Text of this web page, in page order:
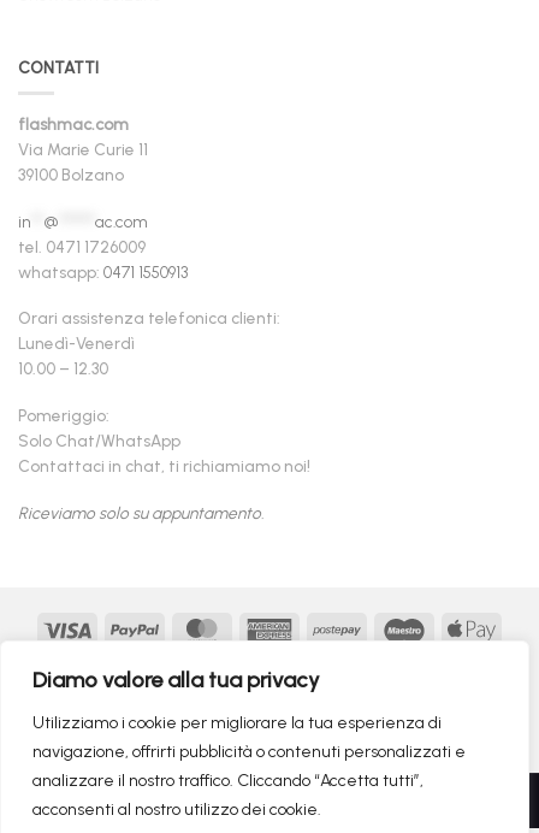
Diamo valore alla tua privacy
Utilizziamo i cookie per migliorare la tua esperienza di
navigazione, offrirti pubblicità o contenuti personalizzati e
analizzare il nostro traffico. Cliccando “Accetta tutti”,
acconsenti al nostro utilizzo dei cookie.
CONTATTI
flashmac.com
Via Marie Curie 11
39100 Bolzano
in @
ac.com
tel. 0471 1726009
whatsapp: 0471 1550913
Orari assistenza telefonica clienti:
Lunedì-Venerdì
10.00 – 12.30
Pomeriggio:
Solo Chat/WhatsApp
Contattaci in chat, ti richiamiamo noi!
Riceviamo solo su appuntamento.
Visa PayPal MasterCardAmericanPostepay Maestro
Google
MasterCardKlarna
Copyright 2026 © flashmac® - MONOFASE SRL - P.IVA:
02982260214 | produced by
monofase
Recedere dal contratto qui